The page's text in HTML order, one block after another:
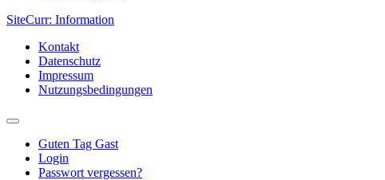
SiteCurr: Information
Kontakt
Datenschutz
Impressum
Nutzungsbedingungen
Guten Tag Gast
Login
Passwort vergessen?